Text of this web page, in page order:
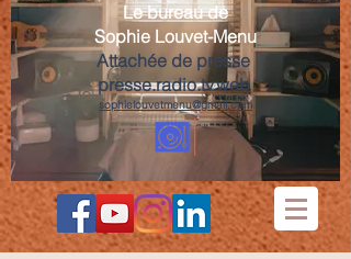
Le bureau de
Sophie Louvet-Menu
Attachée de presse
presse.radio.tv.web
sophielouvetmenu@gmail.com